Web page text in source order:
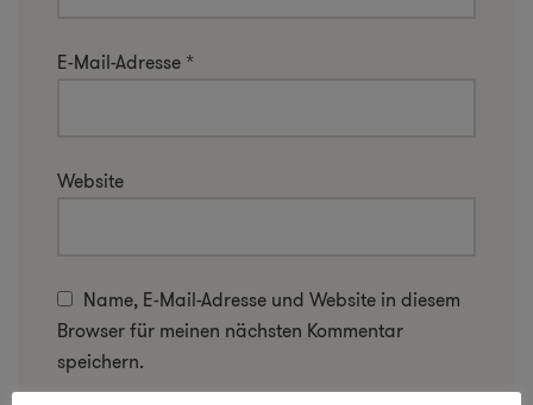
E-Mail-Adresse *
Website
Name, E-Mail-Adresse und Website in diesem
Browser für meinen nächsten Kommentar
speichern.